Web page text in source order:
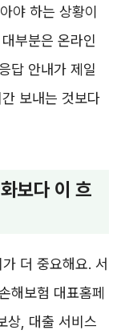
야 하는 상황이
부분은 온라인
답 안내가 제일
보내는 것보다
보다 이 흐
더 중요해요. 서
해보험 대표홈페
상, 대출 서비스